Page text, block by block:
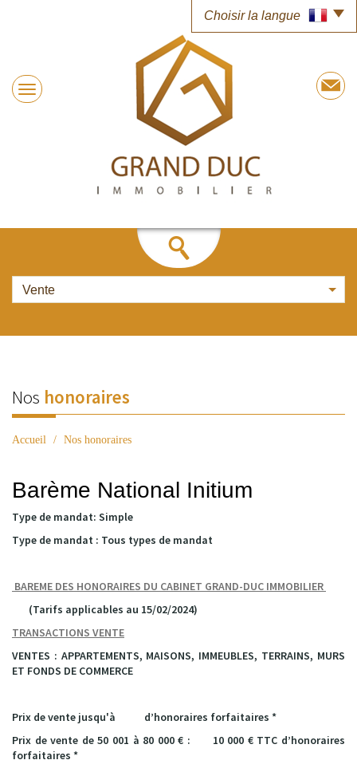
Choisir la langue
Vente
Nos honoraires
Accueil Nos honoraires
Barème National Initium
Type de mandat: Simple
Type de mandat : Tous types de mandat
BAREME DES HONORAIRES DU CABINET GRAND-DUC IMMOBILIER
(Tarifs applicables au 15/02/2024)
TRANSACTIONS VENTE
VENTES : APPARTEMENTS, MAISONS, IMMEUBLES, TERRAINS, MURS
ET FONDS DE COMMERCE
Prix de vente jusqu'à d’honoraires forfaitaires *
Prix de vente de 50 001 à 80 000 € : 10 000 € TTC d’honoraires
forfaitaires *